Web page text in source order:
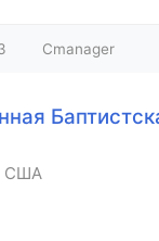
Cmanager
США